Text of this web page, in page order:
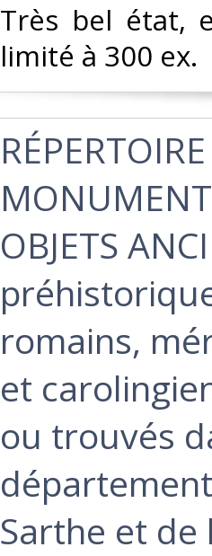
‎Très bel état,
limité à 300 ex.‎
OBJETS
romains,
et
ou trouvés
Sarthe et de